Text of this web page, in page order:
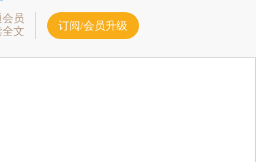
员
文
订阅/会员升级